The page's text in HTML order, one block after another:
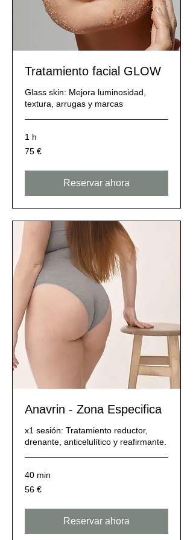
Tratamiento facial GLOW
Glass skin: Mejora luminosidad,
textura, arrugas y marcas
1 h
75
euros
75 €
Reservar ahora
Anavrin - Zona Especifica
x1 sesión: Tratamiento reductor,
drenante, anticelulítico y reafirmante.
40 min
56
euros
56 €
Reservar ahora